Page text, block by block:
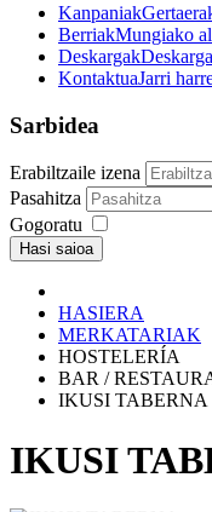
Kanpaniak
BerriakMungiako
Deskargak
KontaktuaJarri
Sarbidea
Erabiltzaile izena
Pasahitza
Gogoratu
Hasi saioa
HASIERA
MERKATARIAK
HOSTELERÍA
BAR /
IKUSI TABERNA
IKUSI